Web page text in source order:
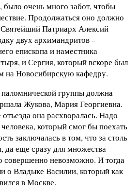
было очень много забот, чтобы
Продолжаться оно должно
Патриарх Алексий
двух архимандритов –
епископа и наместника
и Сергия, который вскоре был
на Новосибирскую кафедру.
группы должна
Жукова, Мария Георгиевна.
она расхворалась. Надо
который смог бы поехать
заключалась в том, что за столь
да еще сразу для множества
совершенно невозможно. И тогда
о Владыке Василии, который как
в Москве.